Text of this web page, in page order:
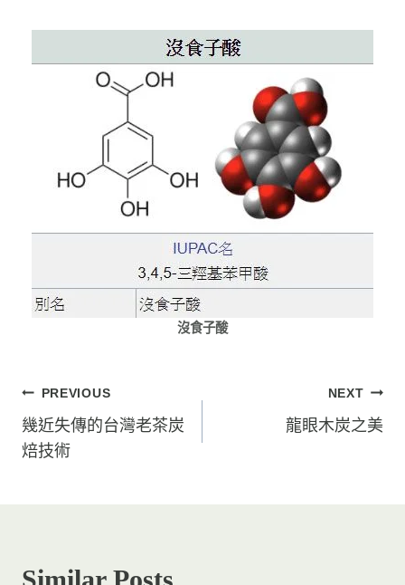
沒食子酸
文
章
導
PREVIOUS
幾近失傳的台灣老茶炭
焙技術
NEXT
龍眼木炭之美